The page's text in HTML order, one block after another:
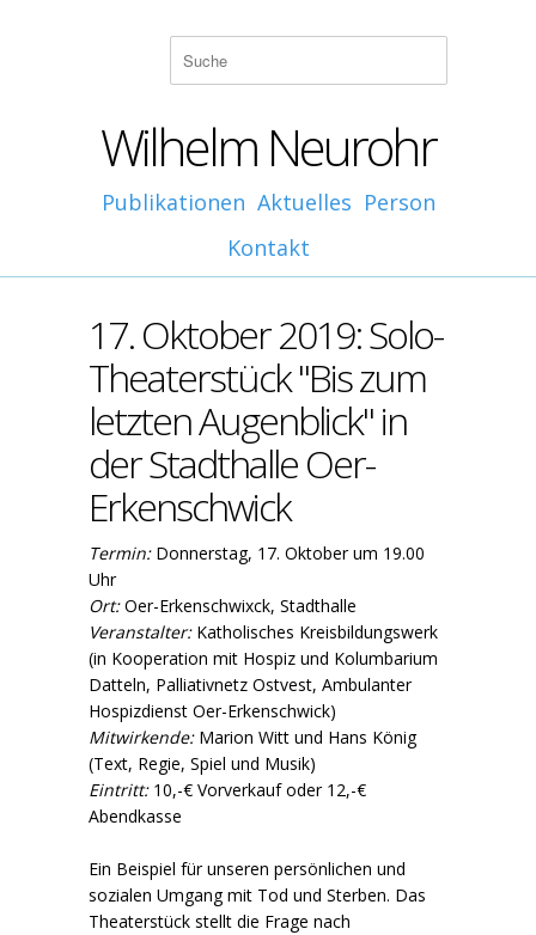
Wilhelm Neurohr
Publikationen Aktuelles Person
Kontakt
17. Oktober 2019: Solo-
Theaterstück "Bis zum
letzten Augenblick" in
der Stadthalle Oer-
Erkenschwick
Termin:Donnerstag, 17. Oktober um 19.00
Uhr
Ort:Oer-Erkenschwixck, Stadthalle
Veranstalter: Katholisches Kreisbildungswerk
(in Kooperation mit Hospiz und Kolumbarium
Datteln, Palliativnetz Ostvest, Ambulanter
Hospizdienst Oer-Erkenschwick)
Mitwirkende:Marion Witt und Hans König
(Text, Regie, Spiel und Musik)
Eintritt:10,-€ Vorverkauf oder 12,-€
Abendkasse
Ein Beispiel für unseren persönlichen und
sozialen Umgang mit Tod und Sterben. Das
Theaterstück stellt die Frage nach